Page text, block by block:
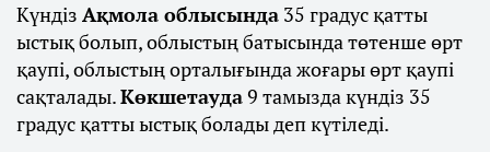
Күндіз Ақмола облысында 35 градус қатты
ыстық болып, облыстың батысында төтенше өрт
қаупі, облыстың орталығында жоғары өрт қаупі
сақталады.Көкшетауда9 тамызда күндіз 35
градус қатты ыстық болады деп күтіледі.